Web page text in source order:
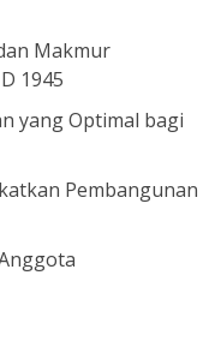
Makmur
1945
yang Optimal bagi
Pembangunan